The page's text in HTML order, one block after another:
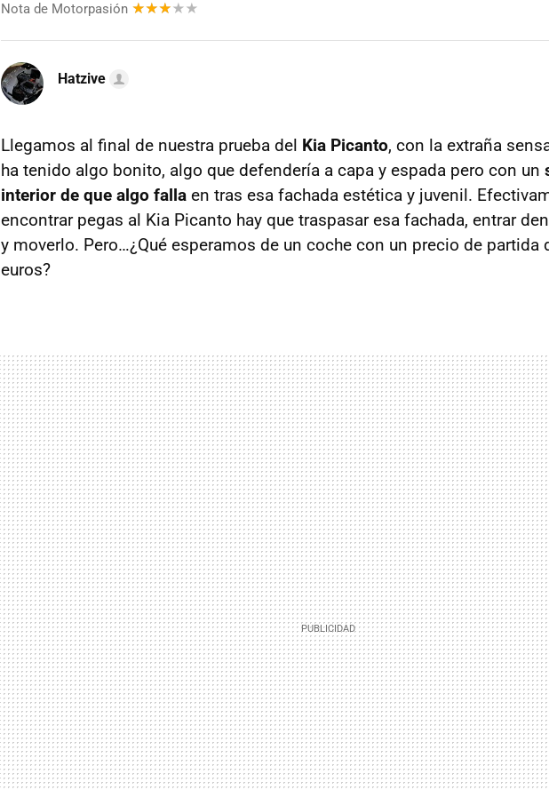
Nota de Motorpasión
Hatzive
Llegamos al final de nuestra prueba del Kia Picanto, con la extraña
ha tenido algo bonito, algo que defendería a capa y espada pero con un
interior de que algo falla en tras esa fachada estética y juvenil.
encontrar pegas al Kia Picanto hay que traspasar esa fachada, entrar
y moverlo. Pero…¿Qué esperamos de un coche con un precio de partida
euros?